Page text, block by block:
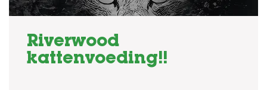
Riverwood
kattenvoeding!!